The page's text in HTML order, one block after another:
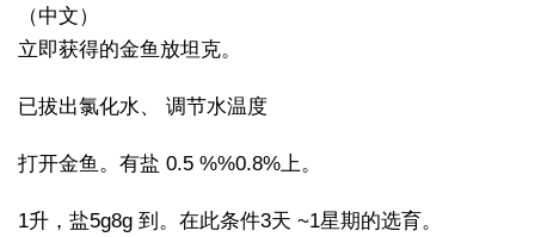
（中文）
立即获得的金鱼放坦克。
已拔出氯化水、 调节水温度
打开金鱼。有盐 0.5 %%0.8%上。
1升，盐5g8g 到。在此条件3天 ~1星期的选育。